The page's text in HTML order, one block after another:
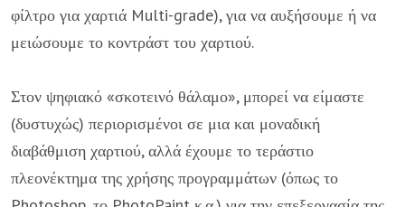
φίλτρο για χαρτιά Multi-grade), για να αυξήσουμε ή να
μειώσουμε το κοντράστ του χαρτιού.
Στον ψηφιακό «σκοτεινό θάλαμο», μπορεί να είμαστε
(δυστυχώς) περιορισμένοι σε μια και μοναδική
διαβάθμιση χαρτιού, αλλά έχουμε το τεράστιο
πλεονέκτημα της χρήσης προγραμμάτων (όπως το